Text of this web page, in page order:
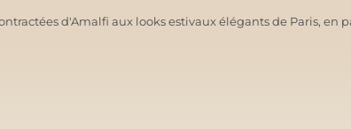
d'Amalfi aux looks estivaux élégants de Paris, en